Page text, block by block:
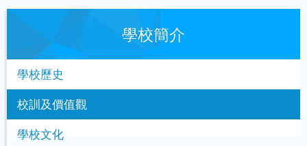
學校簡介
學校歷史
校訓及價值觀
學校文化